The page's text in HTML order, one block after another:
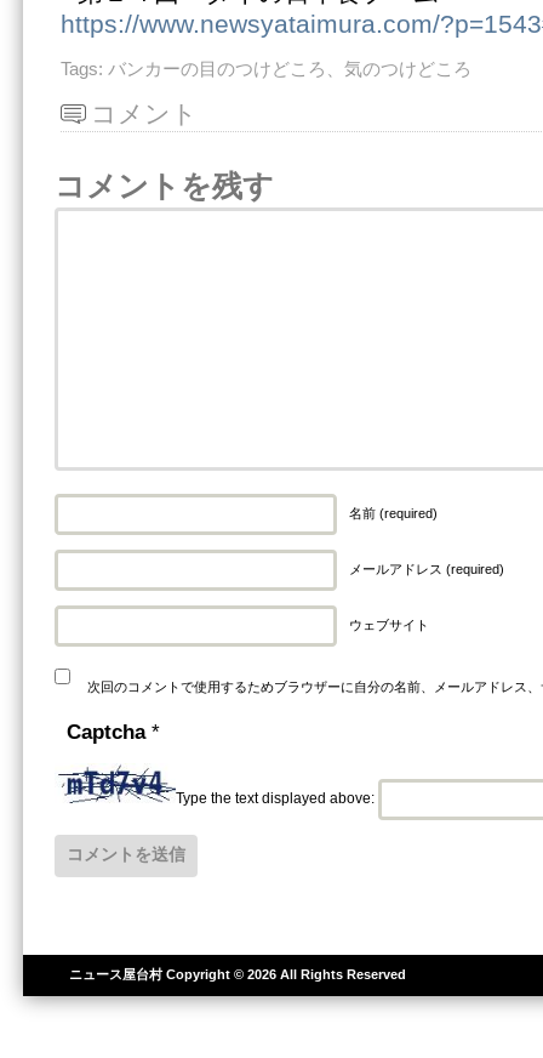
https://www.newsyataimura.com/
Tags: バンカーの目のつけどころ、気のつけどころ
コメント
コメントを残す
名前 (required)
メールアドレス (required)
ウェブサイト
次回のコメントで使用するためブラウザーに自分の名前、メールアドレス
Captcha *
Type the text displayed above:
ニュース屋台村Copyright © 2026 All Rights Reserved